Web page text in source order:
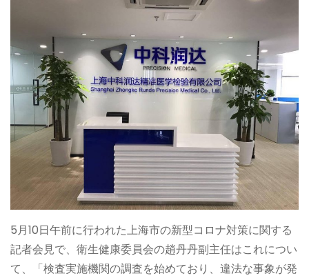
5月10日午前に行われた上海市の新型コロナ対策に関する
記者会見で、衛生健康委員会の趙丹丹副主任はこれについ
て、「検査実施機関の調査を始めており、違法な事象が発